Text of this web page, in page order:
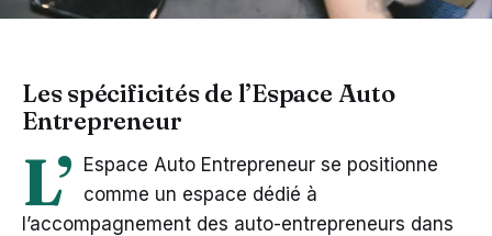
Les spécificités de l’Espace Auto
Entrepreneur
L’ Espace Auto Entrepreneur se positionne
comme un espace dédié à
l’accompagnement des auto-entrepreneurs dans